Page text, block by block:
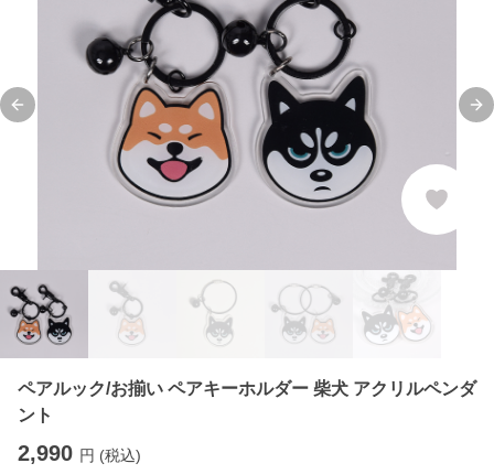
Previous slide
ペアルック/お揃い ペアキーホルダー 柴犬 アクリルペンダ
ント
2,990 円 (税込)